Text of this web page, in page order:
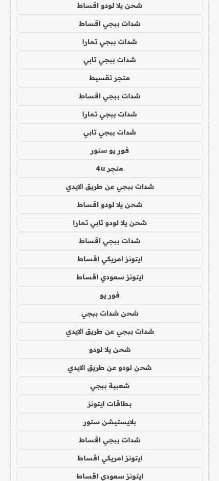
شحن يلا لودو اقساط
شدات ببجي اقساط
شدات ببجي تمارا
شدات ببجي تابي
متجر تقسيط
شدات ببجي اقساط
شدات ببجي تمارا
شدات ببجي تابي
فور يو ستور
متجر 4u
شدات ببجي عن طريق الايدي
شحن يلا لودو اقساط
شحن يلا لودو تابي تمارا
شدات ببجي اقساط
ايتونز امريكي اقساط
ايتونز سعودي اقساط
فور يو
شحن شدات ببجي
شدات ببجي عن طريق الايدي
شحن يلا لودو
شحن لودو عن طريق الايدي
شعبية ببجي
بطاقات ايتونز
بلايستيشن ستور
شدات ببجي اقساط
ايتونز امريكي اقساط
ايتونز سعودي اقساط